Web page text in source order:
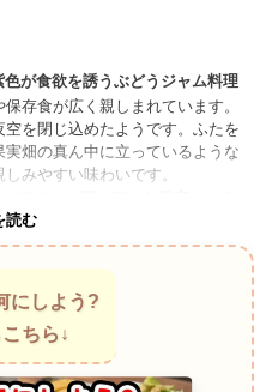
が食欲を誘うぶどうジャム料理
存食が広く親しまれています。
を閉じ込めたようです。ふたを
畑の真ん中に立っているような
みやすい味わいです。
が多いものの、ジャムとして味
しく残り、口に含むと甘さの奥
いのに、気付けば何度も味見し
を浴びたぶどうの甘い保存食料
読む
にしよう?
ちら↓